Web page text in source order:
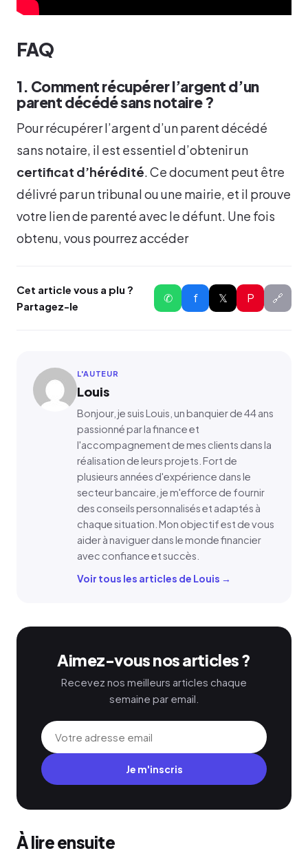
FAQ
1. Comment récupérer l’argent d’un
parent décédé sans notaire ?
Pour récupérer l’argent d’un parent décédé
sans notaire, il est essentiel d’obtenir un
certificat d’hérédité. Ce document peut être
délivré par un tribunal ou une mairie, et il prouve
votre lien de parenté avec le défunt. Une fois
obtenu, vous pourrez accéder
Cet article vous a plu ?
Partagez-le
✆ f 𝕏 P 🔗
L'AUTEUR
Louis
Bonjour, je suis Louis, un banquier de 44 ans
passionné par la finance et
l'accompagnement de mes clients dans la
réalisation de leurs projets. Fort de
plusieurs années d'expérience dans le
secteur bancaire, je m'efforce de fournir
des conseils personnalisés et adaptés à
chaque situation. Mon objectif est de vous
aider à naviguer dans le monde financier
avec confiance et succès.
Voir tous les articles de Louis →
Aimez-vous nos articles ?
Recevez nos meilleurs articles chaque
semaine par email.
Je m'inscris
À lire ensuite